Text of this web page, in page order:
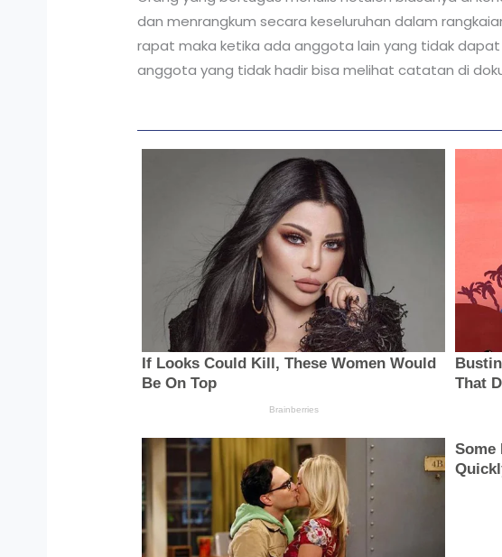
dan menrangkum secara keseluruhan dalam
rapat maka ketika ada anggota lain yang tidak
anggota yang tidak hadir bisa melihat catatan di